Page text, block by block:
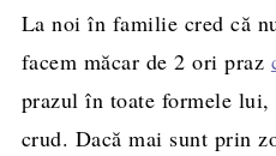
La noi în familie cred că
facem măcar de 2 ori praz
prazul în toate formele
crud. Dacă mai sunt prin